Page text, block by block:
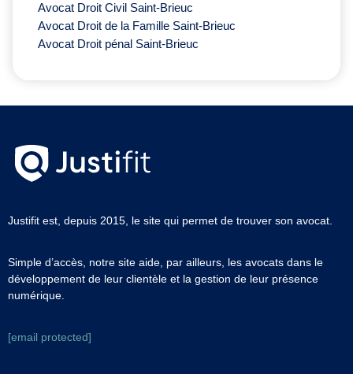
Avocat Droit Civil Saint-Brieuc
Avocat Droit de la Famille Saint-Brieuc
Avocat Droit pénal Saint-Brieuc
Justifit est, depuis 2015, le site qui permet de trouver son avocat.
Simple d’accès, notre site aide, par ailleurs, les avocats dans le
développement de leur clientèle et la gestion de leur présence
numérique.
[email protected]